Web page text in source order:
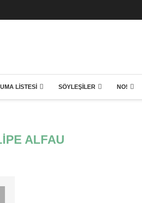
LISTESI SÖYLEŞILER NO!
ALFAU